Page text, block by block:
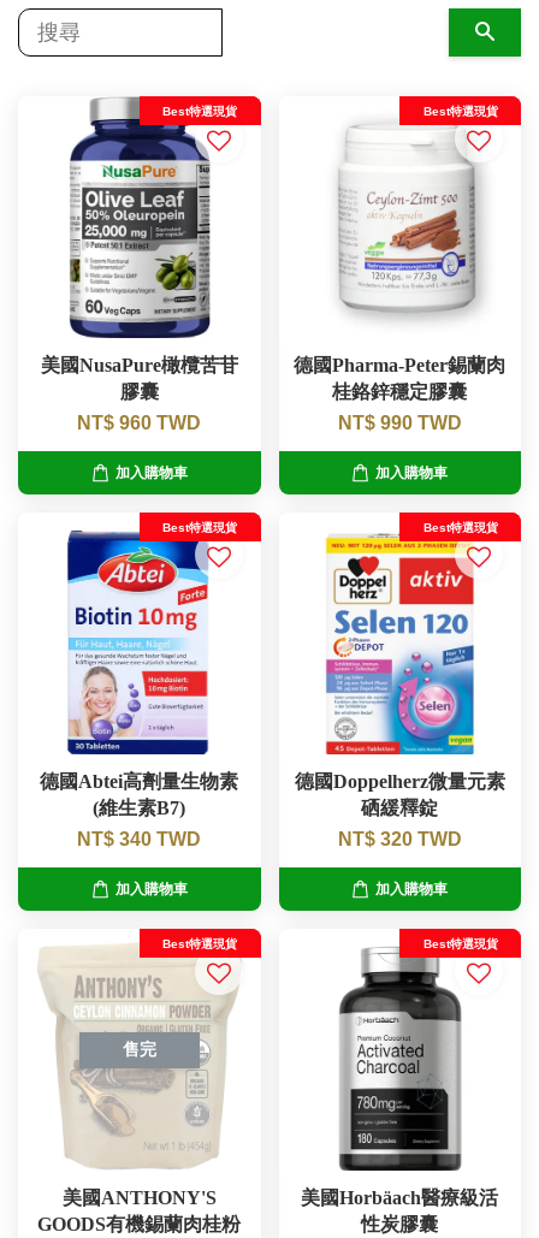
Best特選現貨
美國NusaPure橄欖苦苷
膠囊
NT$ 960 TWD
加入購物車
Best特選現貨
德國Pharma-Peter錫蘭肉
桂鉻鋅穩定膠囊
NT$ 990 TWD
加入購物車
Best特選現貨
德國Abtei高劑量生物素
(維生素B7)
NT$ 340 TWD
加入購物車
Best特選現貨
德國Doppelherz微量元素
硒緩釋錠
NT$ 320 TWD
加入購物車
售完
Best特選現貨
美國ANTHONY'S
GOODS有機錫蘭肉桂粉
Best特選現貨
美國Horbäach醫療級活
性炭膠囊